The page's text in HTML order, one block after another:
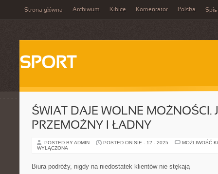
Strona główna Archiwum Kibice Komentator Polska Spis
SPORT
ŚWIAT DAJE WOLNE MOŻNOŚCI.
PRZEMOŻNY I ŁADNY
POSTED BY ADMIN POSTED ON SIE - 12 - 2025
MOŻLIWOŚĆ
WYŁĄCZONA
Biura podróży, nigdy na niedostatek klientów nie stękają